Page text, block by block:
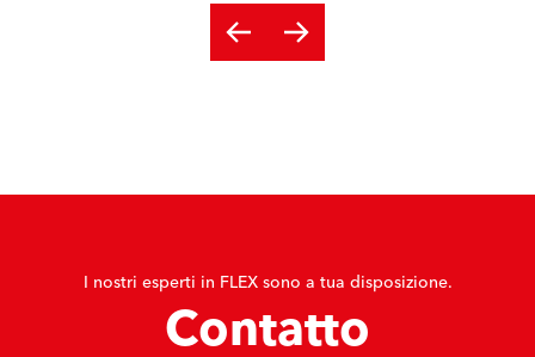
I nostri esperti in FLEX sono a tua disposizione.
Contatto